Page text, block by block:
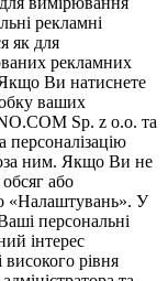
рекламні
як для
рекламних
Ви натиснете
ваших
Sp. z o.o. та
персоналізацію
ним. Якщо Ви не
або
«Налаштувань». У
персональні
інтерес
високого рівня